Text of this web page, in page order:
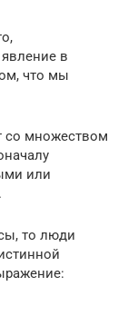
в
что мы
со множеством
или
то люди